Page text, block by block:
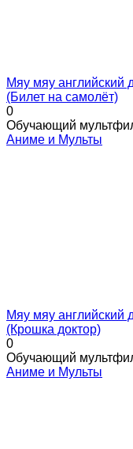
Мяу мяу английский
(Билет на самолёт)
0
Обучающий
Аниме и Мульты
Мяу мяу английский
(Крошка доктор)
0
Обучающий
Аниме и Мульты